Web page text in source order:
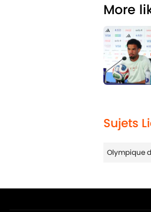
More
Sujets
Olympique